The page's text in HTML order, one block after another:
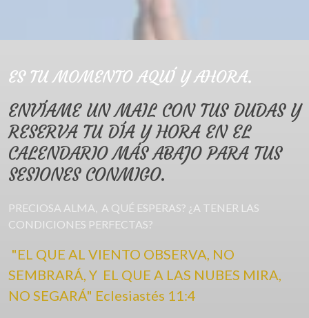
ES TU MOMENTO AQUÍ Y AHORA.
ENVÍAME UN MAIL CON TUS DUDAS Y
RESERVA TU DÍA Y HORA EN EL
CALENDARIO MÁS ABAJO PARA TUS
SESIONES CONMIGO.
PRECIOSA ALMA, A QUÉ ESPERAS? ¿A TENER LAS
CONDICIONES PERFECTAS?
"EL QUE AL VIENTO OBSERVA, NO
SEMBRARÁ, Y EL QUE A LAS NUBES MIRA,
NO SEGARÁ" Eclesiastés 11:4